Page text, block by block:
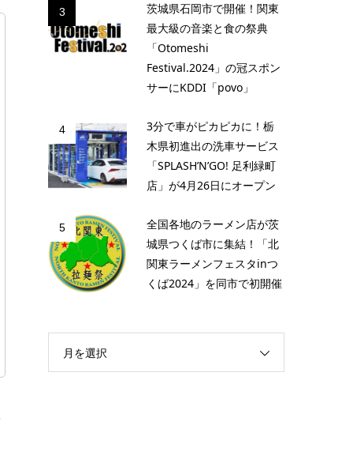
3
茨城県石岡市で開催！関東
最大級の音楽と食の祭典
「Otomeshi
Festival.2024」の冠スポン
サーにKDDI「povo」
4
3分で車がピカピカに！栃
木県初進出の洗車サービス
「SPLASH’N’GO! 足利緑町
店」が4月26日にオープン
5
全国各地のラーメン店が茨
城県つくば市に集結！「北
関東ラーメンフェスタinつ
くば2024」を同市で初開催
月を選択